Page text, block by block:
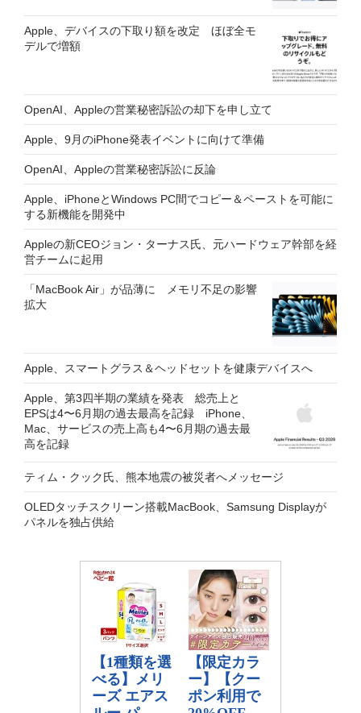
Apple、デバイスの下取り額を改定 ほぼ全モ
デルで増額
OpenAI、Appleの営業秘密訴訟の却下を申し立て
Apple、9月のiPhone発表イベントに向けて準備
OpenAI、Appleの営業秘密訴訟に反論
Apple、iPhoneとWindows PC間でコピー＆ペーストを可能に
する新機能を開発中
Appleの新CEOジョン・ターナス氏、元ハードウェア幹部を経
営チームに起用
「MacBook Air」が品薄に メモリ不足の影響
拡大
Apple、スマートグラス＆ヘッドセットを健康デバイスへ
Apple、第3四半期の業績を発表 総売上と
EPSは4〜6月期の過去最高を記録 iPhone、
Mac、サービスの売上高も4〜6月期の過去最
高を記録
ティム・クック氏、熊本地震の被災者へメッセージ
OLEDタッチスクリーン搭載MacBook、Samsung Displayが
パネルを独占供給